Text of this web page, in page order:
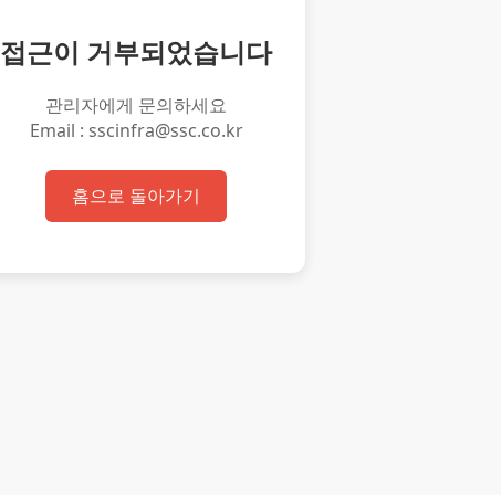
접근이 거부되었습니다
관리자에게 문의하세요
Email : sscinfra@ssc.co.kr
홈으로 돌아가기